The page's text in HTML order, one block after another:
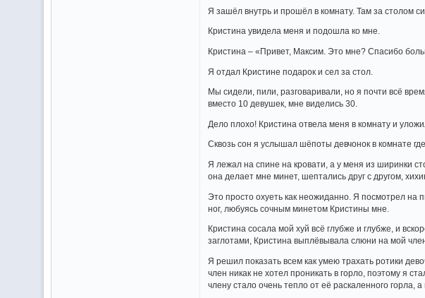
Я зашёл внутрь и прошёл в комнату. Там за столом
Кристина увидела меня и подошла ко мне.
Кристина – «Привет, Максим. Это мне? Спасибо
Я отдал Кристине подарок и сел за стол.
Мы сидели, пили, разговаривали, но я почти всё
вместо 10 девушек, мне виделись 30.
Дело плохо! Кристина отвела меня в комнату и
Сквозь сон я услышал шёпоты девчонок в комнате
Я лежал на спине на кровати, а у меня из ширинки
она делает мне минет, шептались друг с другом,
Это просто охуеть как неожиданно. Я посмотрел на
ног, любуясь сочным минетом Кристины мне.
Кристина сосала мой хуй всё глубже и глубже, и
заглотами, Кристина выплёвывала слюни на мой
Я решил показать всем как умею трахать ротики
член никак не хотел проникать в горло, поэтому я
члену стало очень тепло от её раскаленного горла,